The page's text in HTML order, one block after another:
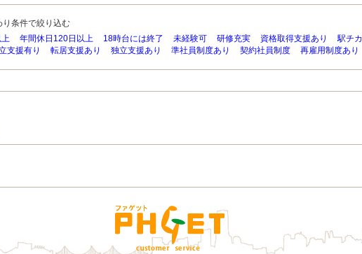
り条件で絞り込む
年間休日120日以上 18時台には終了 未経験可 研修充実 資格取得支援あり 駅チカ
支援有り 転居支援あり 独立支援あり 準社員制度あり 契約社員制度 再雇用制度あり